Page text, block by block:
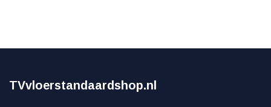
TVvloerstandaardshop.nl